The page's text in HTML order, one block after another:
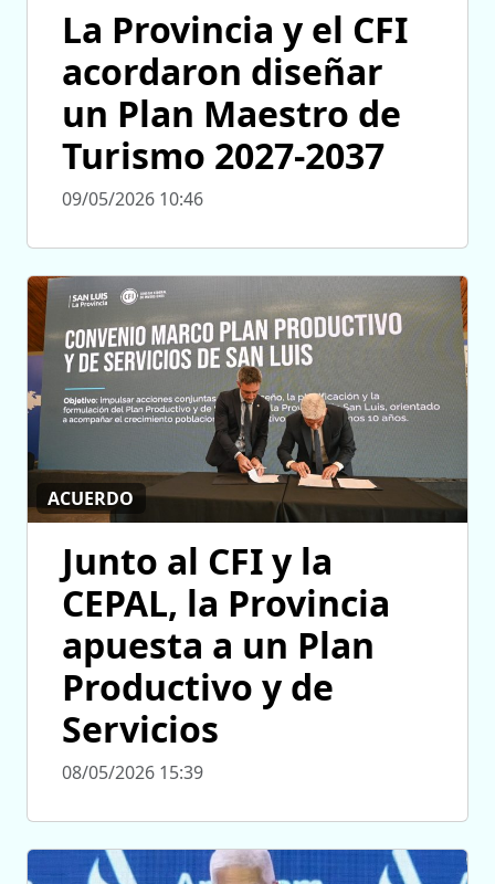
La Provincia y el CFI
acordaron diseñar
un Plan Maestro de
Turismo 2027-2037
09/05/2026 10:46
ACUERDO
Junto al CFI y la
CEPAL, la Provincia
apuesta a un Plan
Productivo y de
Servicios
08/05/2026 15:39